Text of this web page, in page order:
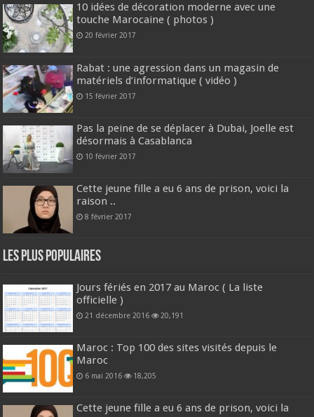
10 idées de décoration moderne avec une
touche Marocaine ( photos )
20 février 2017
Rabat : une agression dans un magasin de
matériels d’informatique ( vidéo )
15 février 2017
Pas la peine de se déplacer à Dubai, Joelle est
désormais à Casablanca
10 février 2017
Cette jeune fille a eu 6 ans de prison, voici la
raison ..
8 février 2017
Les plus populaires
Jours fériés en 2017 au Maroc ( La liste
officielle )
21 décembre 2016 20,191
Maroc : Top 100 des sites visités depuis le
Maroc
6 mai 2016 18,205
Cette jeune fille a eu 6 ans de prison, voici la